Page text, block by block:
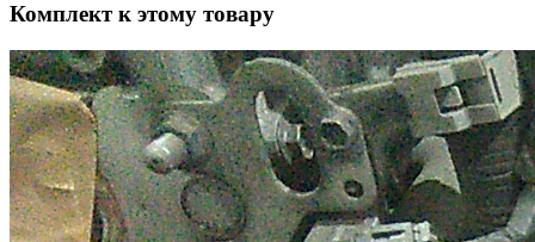
Комплект к этому товару